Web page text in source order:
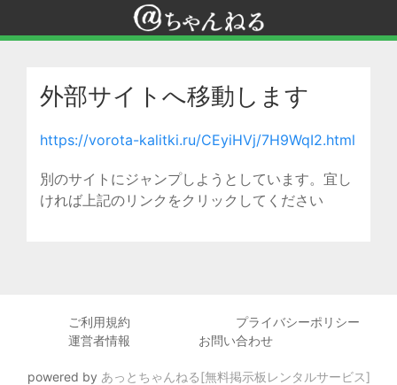
外部サイトへ移動します
https://vorota-kalitki.ru/CEyiHVj/7H9WqI2.html
別のサイトにジャンプしようとしています。宜し
ければ上記のリンクをクリックしてください
ご利用規約
プライバシーポリシー
運営者情報
お問い合わせ
powered by あっとちゃんねる[無料掲示板レンタルサービス]